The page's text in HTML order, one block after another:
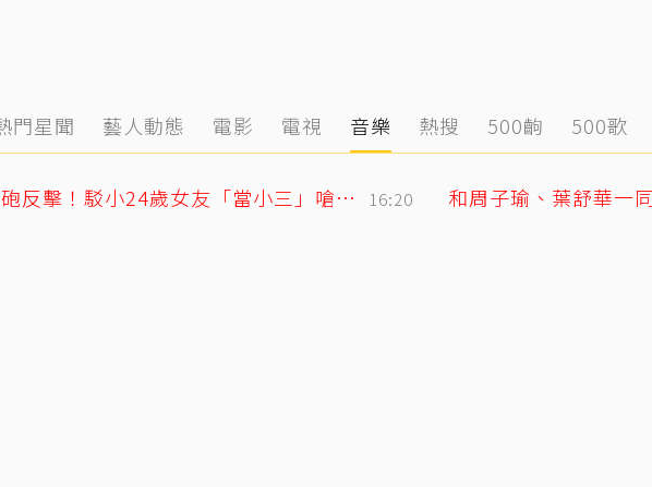
門星聞 藝人動態 電影 電視 音樂 熱搜 500齣 500歌
姜厚任護愛12點聲明重砲反擊！駁小24歲女友「當小三」嗆：講三小？ 16:20 和周子瑜、葉舒華一